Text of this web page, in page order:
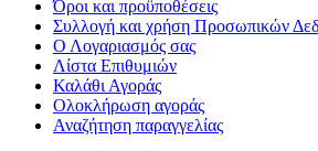
Όροι και προϋποθέσεις
Συλλογή και χρήση Προσωπικών
Ο Λογαριασμός σας
Λίστα Επιθυμιών
Καλάθι Αγοράς
Ολοκλήρωση αγοράς
Αναζήτηση παραγγελίας